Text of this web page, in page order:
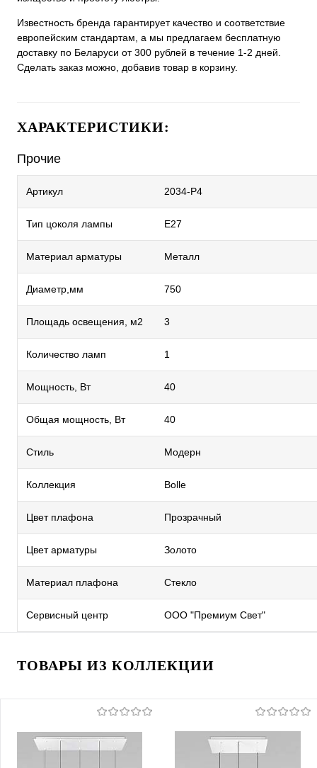
Известность бренда гарантирует качество и соответствие
европейским стандартам, а мы предлагаем бесплатную
доставку по Беларуси от 300 рублей в течение 1-2 дней.
Сделать заказ можно, добавив товар в корзину.
ХАРАКТЕРИСТИКИ:
Прочие
Артикул 2034-P4
Тип цоколя лампы E27
Материал арматуры Металл
Диаметр,мм 750
Площадь освещения, м2 3
Количество ламп 1
Мощность, Вт 40
Общая мощность, Вт 40
Стиль Модерн
Коллекция Bolle
Цвет плафона Прозрачный
Цвет арматуры Золото
Материал плафона Стекло
Сервисный центр ООО "Премиум Свет"
ТОВАРЫ ИЗ КОЛЛЕКЦИИ